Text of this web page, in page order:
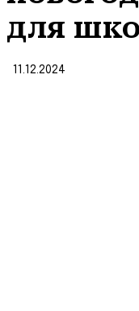
для
11.12.2024